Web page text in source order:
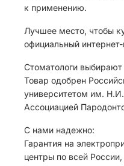
к применению.
Лучшее место, чтобы
официальный
Стоматологи выбирают
Товар одобрен
университетом им.
Ассоциацией
С нами надежно:
Гарантия на
центры по всей